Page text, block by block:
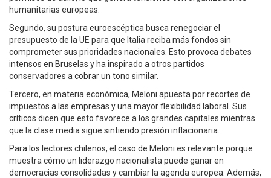
humanitarias europeas.
Segundo, su postura euroescéptica busca renegociar el
presupuesto de la UE para que Italia reciba más fondos sin
comprometer sus prioridades nacionales. Esto provoca debates
intensos en Bruselas y ha inspirado a otros partidos
conservadores a cobrar un tono similar.
Tercero, en materia económica, Meloni apuesta por recortes de
impuestos a las empresas y una mayor flexibilidad laboral. Sus
críticos dicen que esto favorece a los grandes capitales mientras
que la clase media sigue sintiendo presión inflacionaria.
Para los lectores chilenos, el caso de Meloni es relevante porque
muestra cómo un liderazgo nacionalista puede ganar en
democracias consolidadas y cambiar la agenda europea. Además,